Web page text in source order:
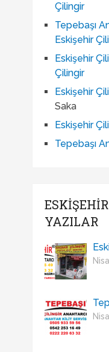
Çilingir
Tepebaşı
Eskişehir
Eskişehir
Çilingir
Eskişehir
Saka
Eskişehir
Tepebaşı
YAZILAR